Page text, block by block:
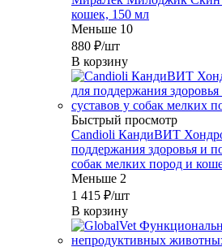
кошек, 150 мл
Меньше 10
880 ₽/шт
В корзину
Быстрый просмотр
Candioli КандиВИТ
поддержания здоровья и
собак мелких пород и
Меньше 2
1 415 ₽/шт
В корзину